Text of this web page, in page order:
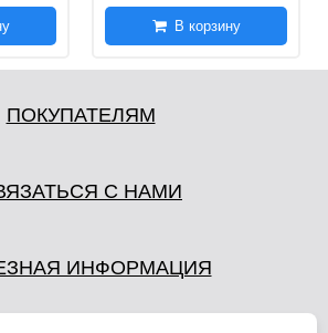
В корзину
ПОКУПАТЕЛЯМ
С НАМИ
ИНФОРМАЦИЯ